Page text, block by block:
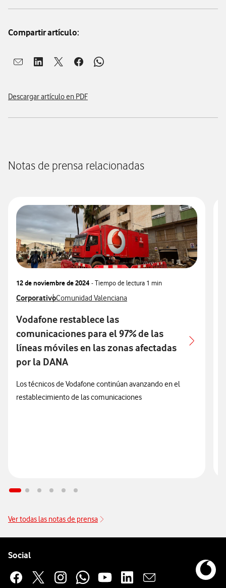
Compartir artículo:
Abrir ventana para compartir en mail
Abrir ventana para compartir en linkedin
Abrir ventana para compartir en twitter
Abrir ventana para compartir en facebook
Abrir ventana para compartir en
Descargar artículo en PDF
Notas de prensa relacionadas
12 de noviembre de 2024 - Tiempo de lectura 1 min
Ver más notas de prensa relacionados con
CorporativoVer más notas de prensa relacionados con
Comunidad Valenciana
Vodafone restablece las
comunicaciones para el 97% de las
líneas móviles en las zonas afectadas
por la DANA
Los técnicos de Vodafone continúan avanzando en el
restablecimiento de las comunicaciones
Ver todas las notas de prensa
Social